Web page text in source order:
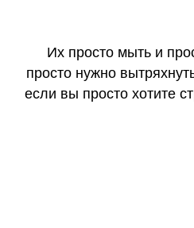
Их просто мыть и
просто нужно
если вы просто хотите